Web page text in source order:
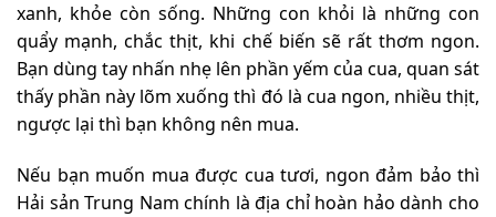
xanh, khỏe còn sống. Những con khỏi là những con
quẩy mạnh, chắc thịt, khi chế biến sẽ rất thơm ngon.
Bạn dùng tay nhấn nhẹ lên phần yếm của cua, quan sát
thấy phần này lõm xuống thì đó là cua ngon, nhiều thịt,
ngược lại thì bạn không nên mua.
Nếu bạn muốn mua được cua tươi, ngon đảm bảo thì
Hải sản Trung Nam chính là địa chỉ hoàn hảo dành cho